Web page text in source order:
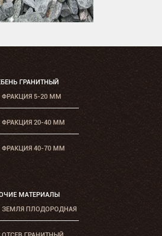
ГРАНИТНЫЙ
ФРАКЦИЯ 5-20 ММ
ФРАКЦИЯ 20-40 ММ
ФРАКЦИЯ 40-70 ММ
МАТЕРИАЛЫ
ЗЕМЛЯ ПЛОДОРОДНАЯ